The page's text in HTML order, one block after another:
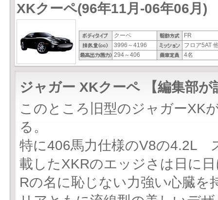
XKクーペ(96年11月-06年06月)
クーペ
FR
3996～4196
フロア5AT
294～406
4名
ジャガー XKクーペ 【編集部が
このところ旧型のジャガーXK
る。
特に406馬力仕様のV8の4.2L
載したXKRのエッジさは日に
Rの名に恥じない力強い心臓